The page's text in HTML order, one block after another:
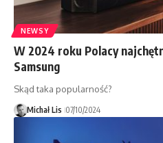
NEWSY
W 2024 roku Polacy
Samsung
Skąd taka popularność?
Michał Lis 07/10/2024